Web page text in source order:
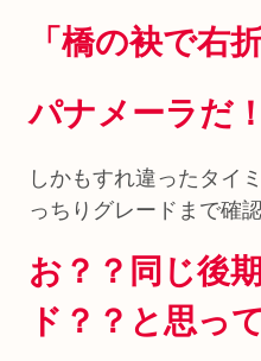
「橋の袂で右
パナメーラだ
しかもすれ違ったタイ
っちりグレードまで確
お？？同じ後
ド？？と思っ